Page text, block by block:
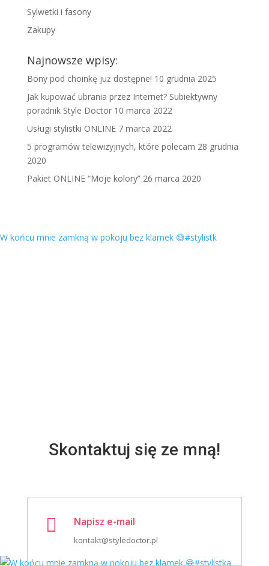
Sylwetki i fasony
Zakupy
Najnowsze wpisy:
Bony pod choinkę już dostępne! 10 grudnia 2025
Jak kupować ubrania przez Internet? Subiektywny
poradnik Style Doctor 10 marca 2022
Usługi stylistki ONLINE 7 marca 2022
5 programów telewizyjnych, które polecam 28 grudnia
2020
Pakiet ONLINE “Moje kolory” 26 marca 2020
W końcu mnie zamkną w pokoju bez klamek 😅#stylistk
Skontaktuj się ze mną!
 Napisz e-mail
kontakt@styledoctor.pl